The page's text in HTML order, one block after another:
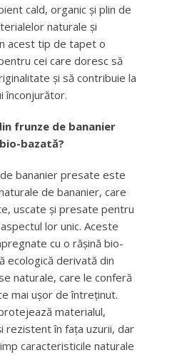
cald, organic și plin de
naturale și
acest tip de tapet o
cei care doresc să
și să contribuie la
înconjurător.
frunze de bananier
bazată?
bananier presate este
de bananier, care
uscate și presate pentru
lor unic. Aceste
cu o rășină bio-
ecologică derivată din
naturale, care le conferă
mai ușor de întreținut.
materialul,
rezistent în fața uzurii, dar
caracteristicile naturale